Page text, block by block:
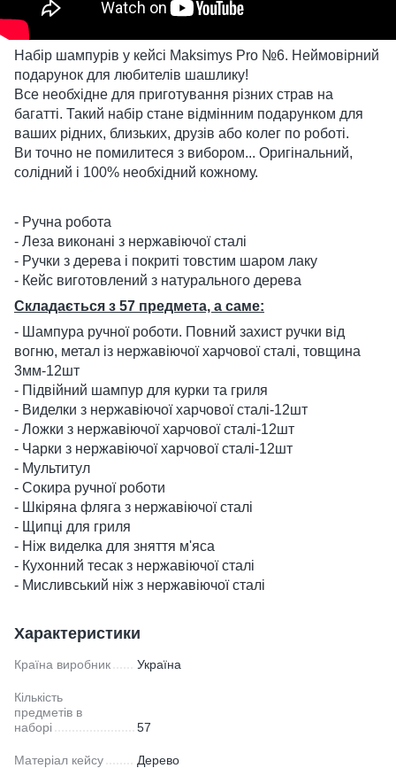
Набір шампурів у кейсі Maksimys Pro №6. Неймовірний
подарунок для любителів шашлику!
Все необхідне для приготування різних страв на
багатті. Такий набір стане відмінним подарунком для
ваших рідних, близьких, друзів або колег по роботі.
Ви точно не помилитеся з вибором... Оригінальний,
солідний і 100% необхідний кожному.
- Ручна робота
- Леза виконані з нержавіючої сталі
- Ручки з дерева і покриті товстим шаром лаку
- Кейс виготовлений з натурального дерева
Складається з 57 предмета, а саме:
- Шампура ручної роботи. Повний захист ручки від
вогню, метал із нержавіючої харчової сталі, товщина
3мм-12шт
- Підвійний шампур для курки та гриля
- Виделки з нержавіючої харчової сталі-12шт
- Ложки з нержавіючої харчової сталі-12шт
- Чарки з нержавіючої харчової сталі-12шт
- Мультитул
- Сокира ручної роботи
- Шкіряна фляга з нержавіючої сталі
- Щипці для гриля
- Ніж виделка для зняття м'яса
- Кухонний тесак з нержавіючої сталі
- Мисливський ніж з нержавіючої сталі
Характеристики
Країна виробник Україна
Кількість
предметів в
наборі
57
Матеріал кейсу Дерево